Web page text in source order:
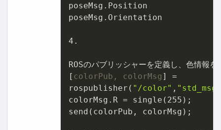
poseMsg.Position
poseMsg.Orientation
4.
ROSのパブリッシャーを定義し、色情
[ colorPub, colorMsg ] =
rospublisher( "/color" ,
colorMsg.R = single( 255 );
send(colorPub, colorMsg);